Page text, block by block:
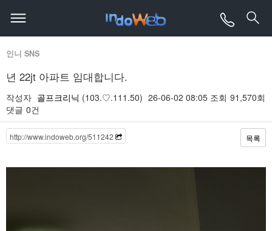
인니 SNS
년 22jt 아파트 임대합니다.
작성자 골프크리닉 (103.♡.111.50) 26-06-02 08:05 조회 91,570회
댓글 0건
목록
http://www.indoweb.org/511242
본문